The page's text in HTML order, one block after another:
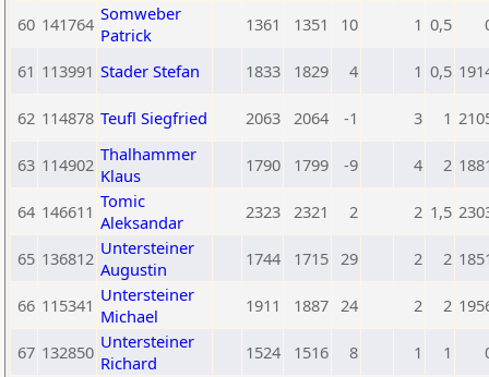
60 141764 Somweber
Patrick
1361 1351 10 1 0,5
61 113991 Stader Stefan 1833 1829 4 1 0,5
62 114878 Teufl Siegfried 2063 2064 -1 3 1
63 114902 Thalhammer
Klaus
1790 1799 -9 4 2
64 146611 Tomic
Aleksandar
2323 2321 2 2 1,5
65 136812 Untersteiner
Augustin
1744 1715 29 2 2
66 115341 Untersteiner
Michael
1911 1887 24 2 2
67 132850 Untersteiner
Richard
1524 1516 8 1 1